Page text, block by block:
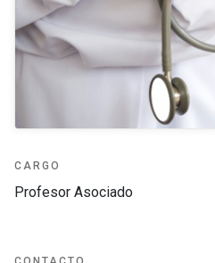
CARGO
Profesor Asociado